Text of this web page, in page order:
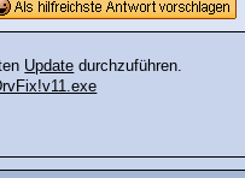
Update durchzuführen.